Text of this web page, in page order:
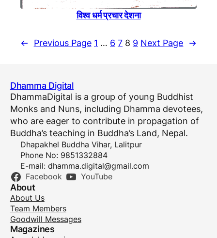
विश्व धर्म प्रचार देशना
← Previous Page 1 … 6 7 8 9 Next Page →
Dhamma Digital
DhammaDigital is a group of young Buddhist
Monks and Nuns, including Dhamma devotees,
who are eager to contribute in propagation of
Buddha’s teaching in Buddha’s Land, Nepal.
Dhapakhel Buddha Vihar, Lalitpur
Phone No: 9851332884
E-mail: dhamma.digital@gmail.com
Facebook YouTube
About
About Us
Team Members
Goodwill Messages
Magazines